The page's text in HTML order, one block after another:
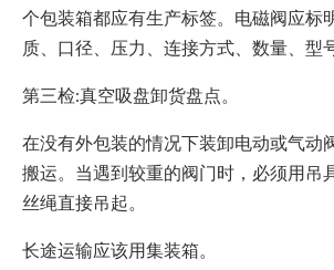
个包装箱都应有生产标签。电磁阀应标
质、口径、压力、连接方式、数量、型
第三检:真空吸盘卸货盘点。
在没有外包装的情况下装卸电动或气动
搬运。当遇到较重的阀门时，必须用吊
丝绳直接吊起。
长途运输应该用集装箱。